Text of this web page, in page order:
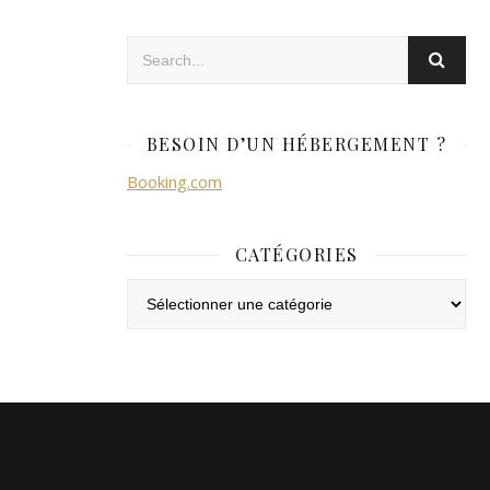
BESOIN D’UN HÉBERGEMENT ?
Booking.com
CATÉGORIES